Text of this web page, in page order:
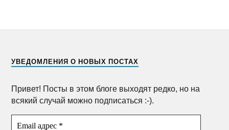
УВЕДОМЛЕНИЯ О НОВЫХ ПОСТАХ
Привет! Посты в этом блоге выходят редко, но на
всякий случай можно подписаться :-).